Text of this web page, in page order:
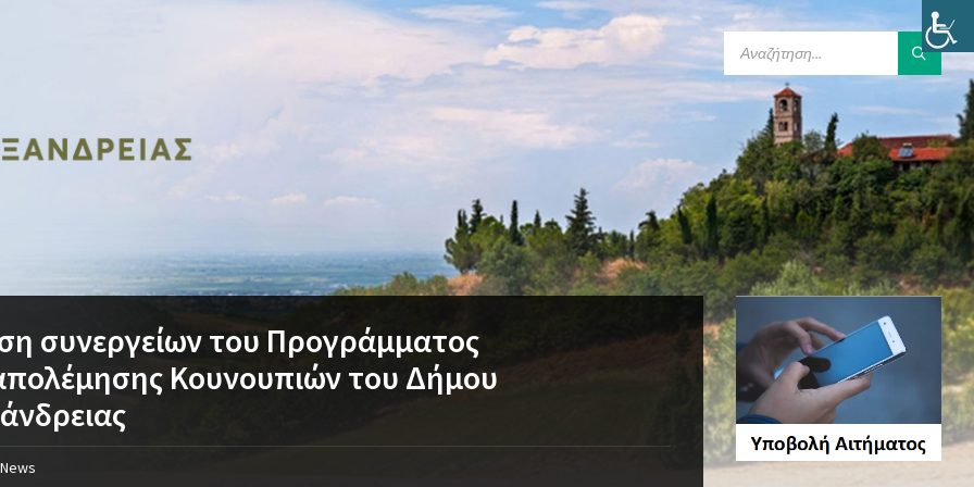
συνεργείων του Προγράμματος
Κουνουπιών του Δήμου
News